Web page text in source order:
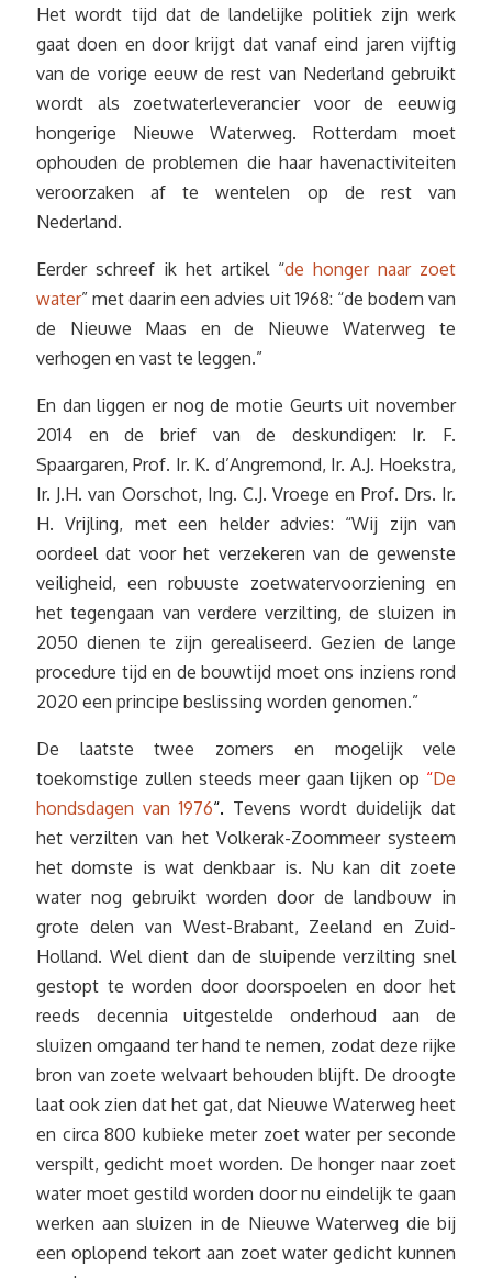
Het wordt tijd dat de landelijke politiek zijn werk
gaat doen en door krijgt dat vanaf eind jaren vijftig
van de vorige eeuw de rest van Nederland gebruikt
wordt als zoetwaterleverancier voor de eeuwig
hongerige Nieuwe Waterweg. Rotterdam moet
ophouden de problemen die haar havenactiviteiten
veroorzaken af te wentelen op de rest van
Nederland.
Eerder schreef ik het artikel “de honger naar zoet
water” met daarin een advies uit 1968: “de bodem van
de Nieuwe Maas en de Nieuwe Waterweg te
verhogen en vast te leggen.”
En dan liggen er nog de motie Geurts uit november
2014 en de brief van de deskundigen: Ir. F.
Spaargaren, Prof. Ir. K. d’Angremond, Ir. A.J. Hoekstra,
Ir. J.H. van Oorschot, Ing. C.J. Vroege en Prof. Drs. Ir.
H. Vrijling, met een helder advies: “Wij zijn van
oordeel dat voor het verzekeren van de gewenste
veiligheid, een robuuste zoetwatervoorziening en
het tegengaan van verdere verzilting, de sluizen in
2050 dienen te zijn gerealiseerd. Gezien de lange
procedure tijd en de bouwtijd moet ons inziens rond
2020 een principe beslissing worden genomen.”
De laatste twee zomers en mogelijk vele
toekomstige zullen steeds meer gaan lijken op “De
hondsdagen van 1976“. Tevens wordt duidelijk dat
het verzilten van het Volkerak-Zoommeer systeem
het domste is wat denkbaar is. Nu kan dit zoete
water nog gebruikt worden door de landbouw in
grote delen van West-Brabant, Zeeland en Zuid-
Holland. Wel dient dan de sluipende verzilting snel
gestopt te worden door doorspoelen en door het
reeds decennia uitgestelde onderhoud aan de
sluizen omgaand ter hand te nemen, zodat deze rijke
bron van zoete welvaart behouden blijft. De droogte
laat ook zien dat het gat, dat Nieuwe Waterweg heet
en circa 800 kubieke meter zoet water per seconde
verspilt, gedicht moet worden. De honger naar zoet
water moet gestild worden door nu eindelijk te gaan
werken aan sluizen in de Nieuwe Waterweg die bij
een oplopend tekort aan zoet water gedicht kunnen